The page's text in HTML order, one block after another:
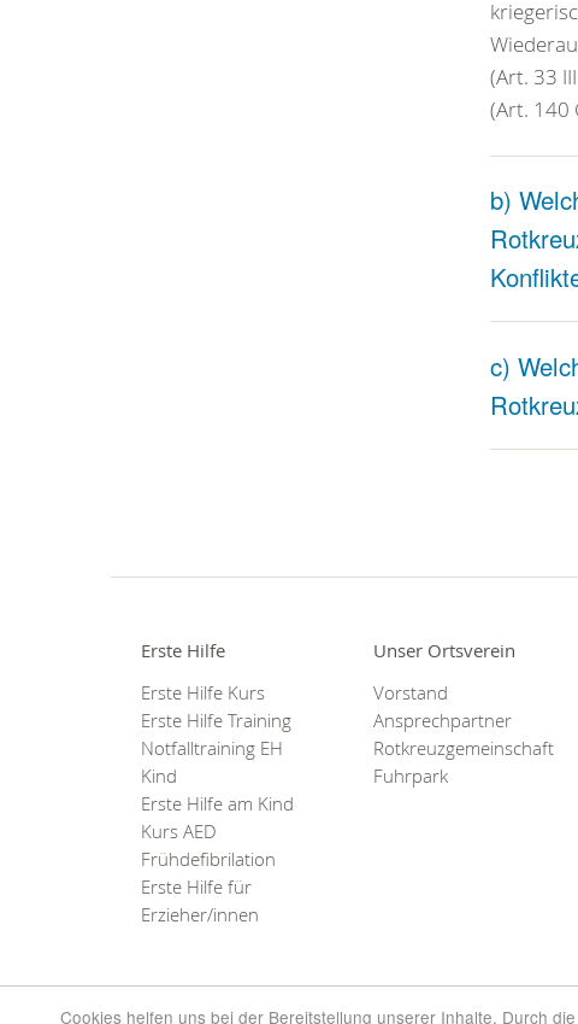
Cookies helfen uns bei der Bereitstellung unserer Inhalte. Durch
(Art. 33
(Art. 140
b)
c)
Erste Hilfe
Erste Hilfe Kurs
Erste Hilfe Training
Notfalltraining EH
Kind
Erste Hilfe am Kind
Kurs AED
Frühdefibrilation
Erste Hilfe für
Erzieher/innen
Unser Ortsverein
Vorstand
Ansprechpartner
Rotkreuzgemeinschaft
Fuhrpark